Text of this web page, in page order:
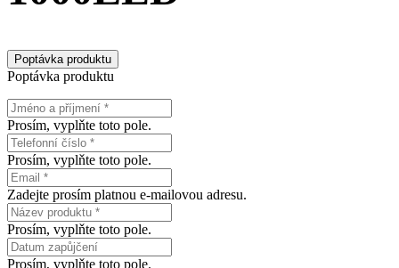
Poptávka produktu
Poptávka produktu
Prosím, vyplňte toto pole.
Prosím, vyplňte toto pole.
Zadejte prosím platnou e-mailovou adresu.
Prosím, vyplňte toto pole.
Prosím, vyplňte toto pole.